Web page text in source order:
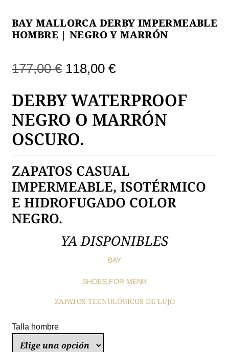
BAY MALLORCA DERBY IMPERMEABLE
HOMBRE | NEGRO Y MARRÓN
177,00€ El
original
era:
177,00 €.
118,00 €El
actual
es:
DERBY WATERPROOF
NEGRO O MARRÓN
OSCURO.
ZAPATOS CASUAL
IMPERMEABLE, ISOTÉRMICO
E HIDROFUGADO COLOR
NEGRO.
YA DISPONIBLES
BAY
SHOES FOR MEN®
ZAPATOS TECNOLÓGICOS DE LUJO
Talla hombre